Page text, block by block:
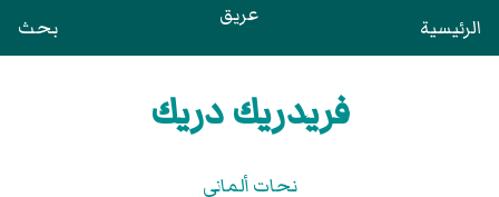
الرئيسية عريق بحث
فريدريك دريك
نحات ألماني